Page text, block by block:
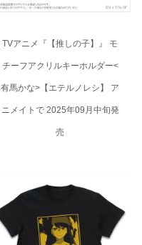
TVアニメ『【推しの子】』 モ
チーフアクリルキーホルダー<
有馬かな>【エテルノレシ】 ア
ニメイトで 2025年09月中旬発
売